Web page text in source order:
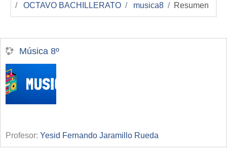
OCTAVO BACHILLERATO musica8 Resumen
Música 8º
Profesor: Yesid Fernando Jaramillo Rueda